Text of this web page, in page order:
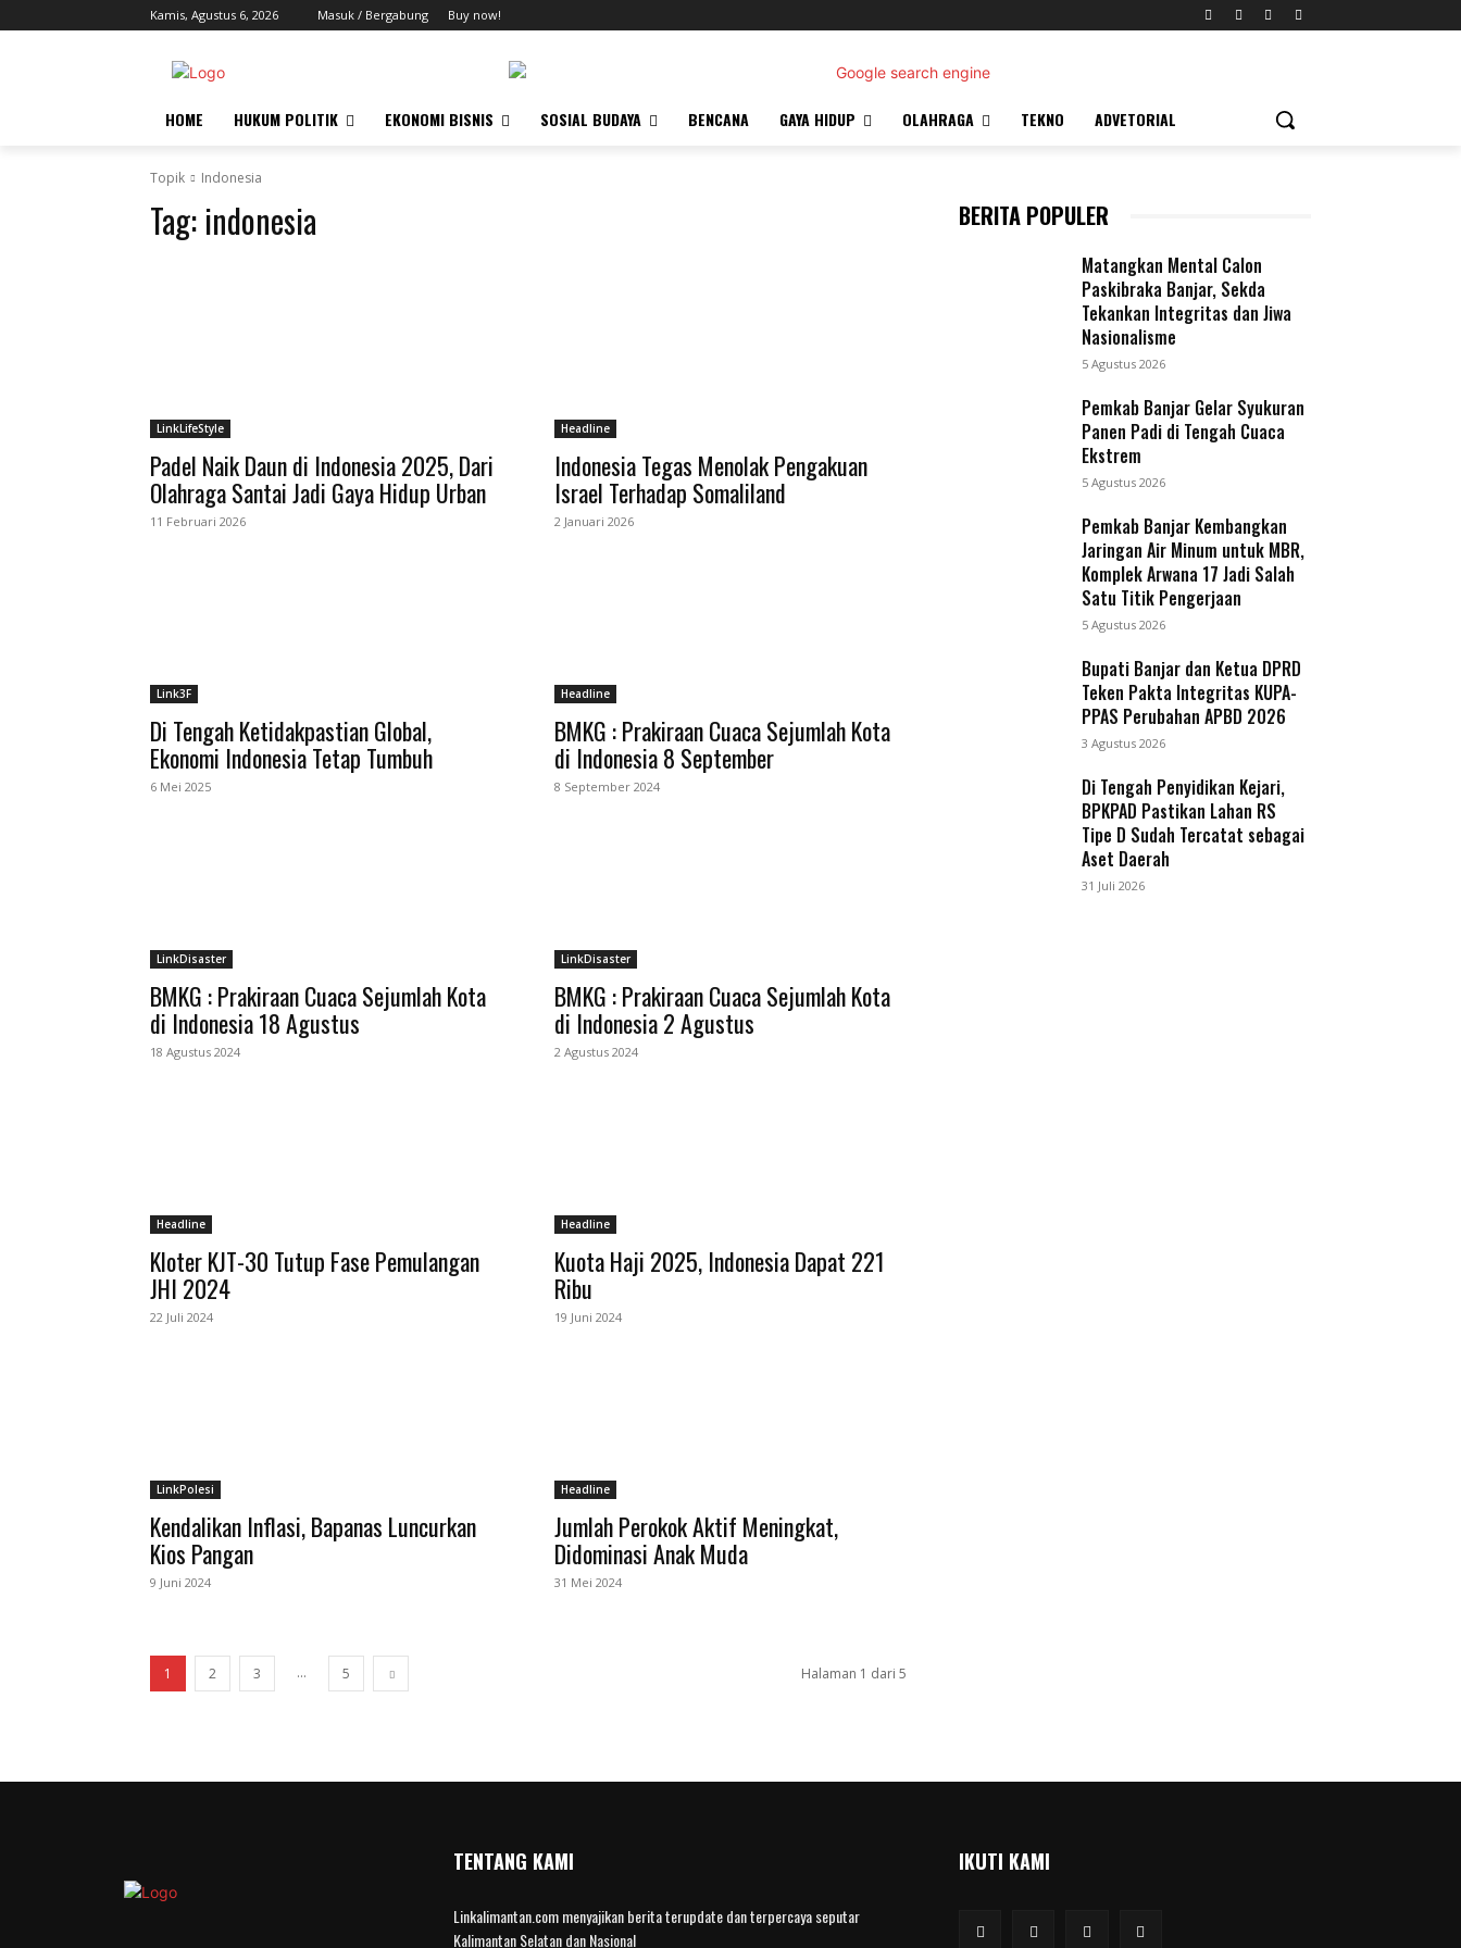
Kamis, Agustus 6, 2026 Masuk / Bergabung Buy now!
HOME HUKUM POLITIK EKONOMI BISNIS SOSIAL BUDAYA BENCANA GAYA HIDUP OLAHRAGA TEKNO ADVETORIAL
Topik Indonesia
Tag: indonesia
LinkLifeStyle
Padel Naik Daun di Indonesia 2025, Dari
Olahraga Santai Jadi Gaya Hidup Urban
11 Februari 2026
Headline
Indonesia Tegas Menolak Pengakuan
Israel Terhadap Somaliland
2 Januari 2026
Link3F
Di Tengah Ketidakpastian Global,
Ekonomi Indonesia Tetap Tumbuh
6 Mei 2025
Headline
BMKG : Prakiraan Cuaca Sejumlah Kota
di Indonesia 8 September
8 September 2024
LinkDisaster
BMKG : Prakiraan Cuaca Sejumlah Kota
di Indonesia 18 Agustus
18 Agustus 2024
LinkDisaster
BMKG : Prakiraan Cuaca Sejumlah Kota
di Indonesia 2 Agustus
2 Agustus 2024
Headline
Kloter KJT-30 Tutup Fase Pemulangan
JHI 2024
22 Juli 2024
Headline
Kuota Haji 2025, Indonesia Dapat 221
Ribu
19 Juni 2024
LinkPolesi
Kendalikan Inflasi, Bapanas Luncurkan
Kios Pangan
9 Juni 2024
Headline
Jumlah Perokok Aktif Meningkat,
Didominasi Anak Muda
31 Mei 2024
1 2 3 ... 5 Halaman 1 dari 5
BERITA POPULER
Matangkan Mental Calon
Paskibraka Banjar, Sekda
Tekankan Integritas dan Jiwa
Nasionalisme
5 Agustus 2026
Pemkab Banjar Gelar Syukuran
Panen Padi di Tengah Cuaca
Ekstrem
5 Agustus 2026
Pemkab Banjar Kembangkan
Jaringan Air Minum untuk MBR,
Komplek Arwana 17 Jadi Salah
Satu Titik Pengerjaan
5 Agustus 2026
Bupati Banjar dan Ketua DPRD
Teken Pakta Integritas KUPA-
PPAS Perubahan APBD 2026
3 Agustus 2026
Di Tengah Penyidikan Kejari,
BPKPAD Pastikan Lahan RS
Tipe D Sudah Tercatat sebagai
Aset Daerah
31 Juli 2026
TENTANG KAMI
Linkalimantan.com menyajikan berita terupdate dan terpercaya seputar
Kalimantan Selatan dan Nasional
IKUTI KAMI